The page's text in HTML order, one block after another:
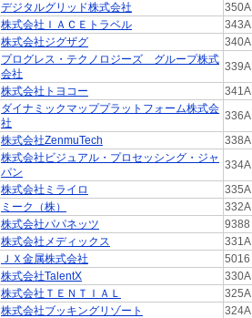
デジタルグリッド株式会社 350A
株式会社ＩＡＣＥトラベル 343A
株式会社ジグザグ 340A
プログレス・テクノロジーズ グループ株式
会社
339A
株式会社トヨコー 341A
ダイナミックマッププラットフォーム株式会
社
336A
株式会社ZenmuTech 338A
株式会社ビジュアル・プロセッシング・ジャ
パン
334A
株式会社ミライロ 335A
ミーク（株） 332A
株式会社パパネッツ 9388
株式会社メディックス 331A
ＪＸ金属株式会社 5016
株式会社TalentX 330A
株式会社ＴＥＮＴＩＡＬ 325A
株式会社ブッキングリゾート 324A